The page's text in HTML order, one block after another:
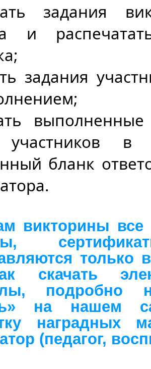
задания
и
задания
участников в
бланк
викторины
только
скачать
подробно
на нашем
наградных
(педагог,